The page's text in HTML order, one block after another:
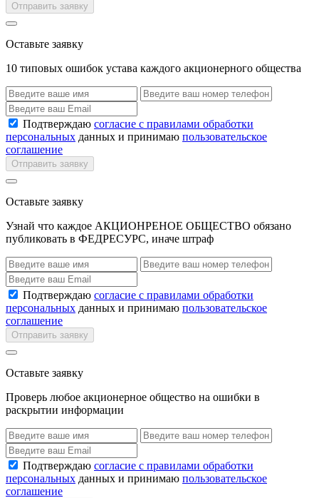
Отправить заявку
Оставьте заявку
10 типовых ошибок устава каждого акционерного общества
Подтверждаю согласие с правилами обработки
персональных данных и принимаю пользовательское
соглашение
Отправить заявку
Оставьте заявку
Узнай что каждое АКЦИОНРЕНОЕ ОБЩЕСТВО обязано
публиковать в ФЕДРЕСУРС, иначе штраф
Подтверждаю согласие с правилами обработки
персональных данных и принимаю пользовательское
соглашение
Отправить заявку
Оставьте заявку
Проверь любое акционерное общество на ошибки в
раскрытии информации
Подтверждаю согласие с правилами обработки
персональных данных и принимаю пользовательское
соглашение